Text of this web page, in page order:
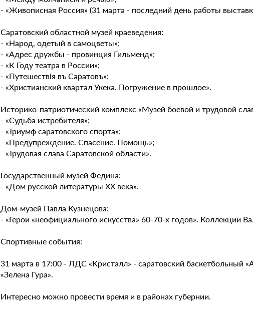
- «Живописная Россия» (31 марта - последний день работы
Саратовский областной музей краеведения:
- «Народ, одетый в самоцветы»;
- «Адрес дружбы - провинция Гильменд»;
- «К Году театра в России»;
- «Путешествiя въ Саратовъ»;
- «Христианский квартал Укека. Погружение в прошлое».
Историко-патриотический комплекс «Музей боевой и трудовой
- «Судьба истребителя»;
- «Триумф саратовского спорта»;
- «Предупреждение. Спасение. Помощь»;
- «Трудовая слава Саратовской области».
Государственный музей Федина:
- «Дом русской литературы XX века».
Дом-музей Павла Кузнецова:
- «Герои «неофициального искусства» 60-70-х годов». Коллекции
Спортивные события:
31 марта в 17:00 - ЛДС «Кристалл» - саратовский баскетбольный
«Зелена Гура».
Интересно можно провести время и в районах губернии.